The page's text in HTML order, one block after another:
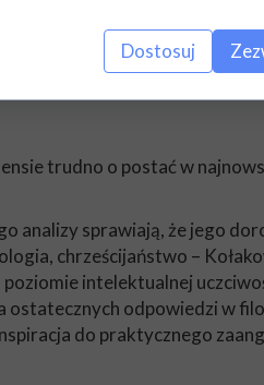
trudno o postać w
analizy sprawiają, że jego
chrześcijaństwo –
intelektualnej
ostatecznych odpowiedzi w
do praktycznego
Dostosuj